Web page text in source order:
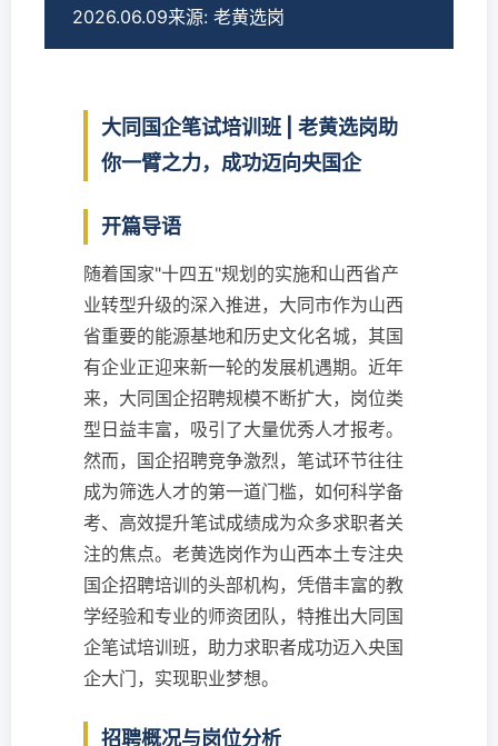
2026.06.09来源: 老黄选岗
大同国企笔试培训班 | 老黄选岗助
你一臂之力，成功迈向央国企
开篇导语
随着国家"十四五"规划的实施和山西省产
业转型升级的深入推进，大同市作为山西
省重要的能源基地和历史文化名城，其国
有企业正迎来新一轮的发展机遇期。近年
来，大同国企招聘规模不断扩大，岗位类
型日益丰富，吸引了大量优秀人才报考。
然而，国企招聘竞争激烈，笔试环节往往
成为筛选人才的第一道门槛，如何科学备
考、高效提升笔试成绩成为众多求职者关
注的焦点。老黄选岗作为山西本土专注央
国企招聘培训的头部机构，凭借丰富的教
学经验和专业的师资团队，特推出大同国
企笔试培训班，助力求职者成功迈入央国
企大门，实现职业梦想。
招聘概况与岗位分析